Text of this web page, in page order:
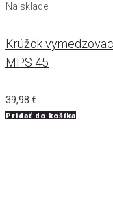
Na sklade
Krúžok
MPS 45
39,98 €
Pridať do košíka